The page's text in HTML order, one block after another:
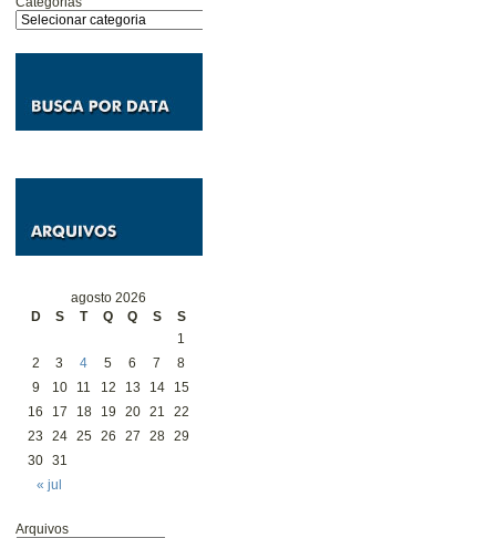
agosto 2026
D
S T Q Q S S
« jul
1
2
3 4 5 6 7
8
9
10 11 12 13 14
15
16
17 18 19 20 21
22
23
24 25 26 27 28 29
30 31
Arquivos